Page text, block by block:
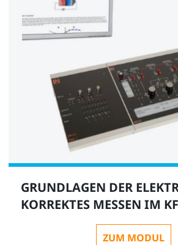
GRUNDLAGEN DER
KORREKTES MESSEN IM
ZUM MODUL